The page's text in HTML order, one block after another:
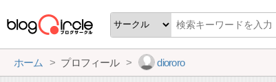
ホーム プロフィール diororo